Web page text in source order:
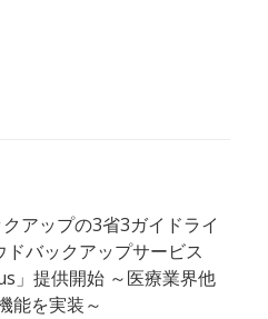
アップの3省3ガイドライ
バックアップサービス
」提供開始 ～医療業界他
能を実装～